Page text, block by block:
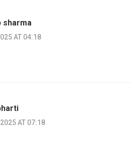
sharma
AT 04:18
AT 07:18